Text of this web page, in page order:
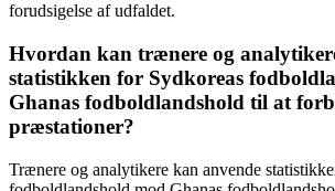
forudsigelse af udfaldet.
Hvordan kan trænere og
statistikken for Sydkoreas
Ghanas fodboldlandshold til at
præstationer?
Trænere og analytikere kan anvende